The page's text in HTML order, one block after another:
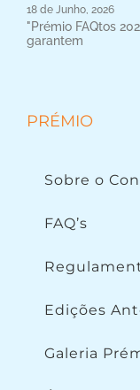
18 de Junho, 2026
"Prémio FAQtos
garantem
PRÉMIO
Sobre o
FAQ’s
Edições
Galeria